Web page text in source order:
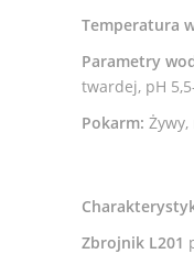
Temperatura
Parametry
twardej, pH
Pokarm:
Zbrojnik L201